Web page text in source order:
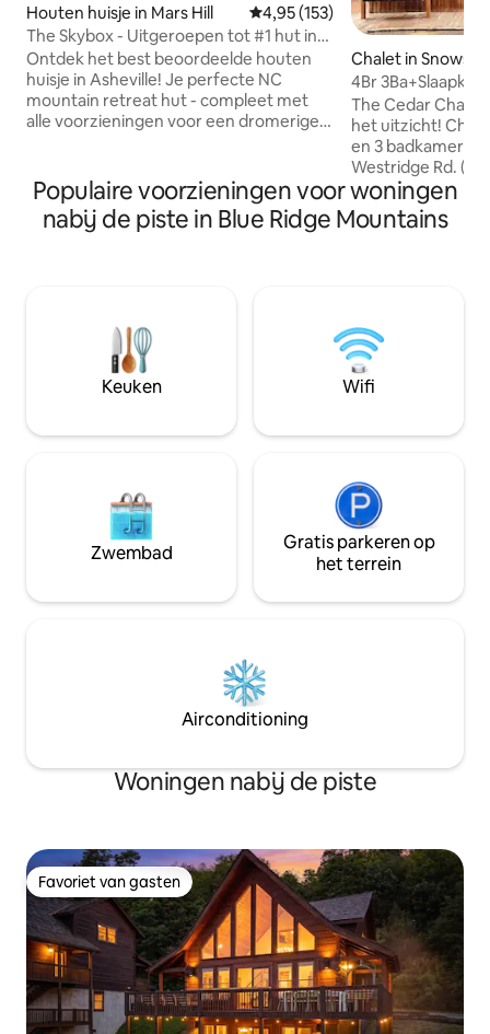
Houten huisje in Mars Hill Gemiddelde beoordeling van
4,95 (153)
The Skybox - Uitgeroepen tot #1 hut in
Asheville
Ontdek het best beoordeelde houten
huisje in Asheville! Je perfecte NC
mountain retreat hut - compleet met
alle voorzieningen voor een dromerige
slapen 33. Informeer voor meer
informatie! #1 Beoordeeld houten huisje
Bubbelbad en bar op het onderste dek -
2 open haarden - Speelkamer met
airhockey - tafelvoetbal - speeltafel met
meer dan 400 spellen
Chalet in
4Br
Zonsondergang
The Cedar Chalet @
het uitzicht! Chalet met 4 slaapkamers
en 3 badkamers
Westridge Rd. (De plek om te zijn voor
Apres' uitzicht op
Grote oprit met
parkeergelegenheid.
dorp. - Privé bubbelbad voor 6 personen
- Slaapplaatsen
Geweldig uitzicht
Betrouwbare wifi - Vlakke oprit met
Populaire voorzieningen voor woningen
nabij de piste in Blue Ridge Mountains
Keuken Wifi
Zwembad
Gratis parkeren op
het terrein
Airconditioning
Woningen nabij de piste
Favoriet van gasten
Favoriet van gasten